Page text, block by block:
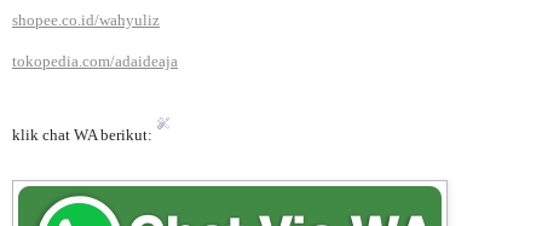
shopee.co.id/wahyuliz
tokopedia.com/adaideaja
klik chat WA berikut: